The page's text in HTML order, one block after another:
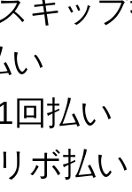
キッ
い
回払い
ボ払い